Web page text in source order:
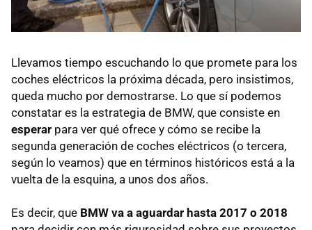
Llevamos tiempo escuchando lo que promete para los
coches eléctricos la próxima década, pero insistimos,
queda mucho por demostrarse. Lo que sí podemos
constatar es la estrategia de BMW, que consiste en
esperar para ver qué ofrece y cómo se recibe la
segunda generación de coches eléctricos (o tercera,
según lo veamos) que en términos históricos está a la
vuelta de la esquina, a unos dos años.
Es decir, que BMW va a aguardar hasta 2017 o 2018